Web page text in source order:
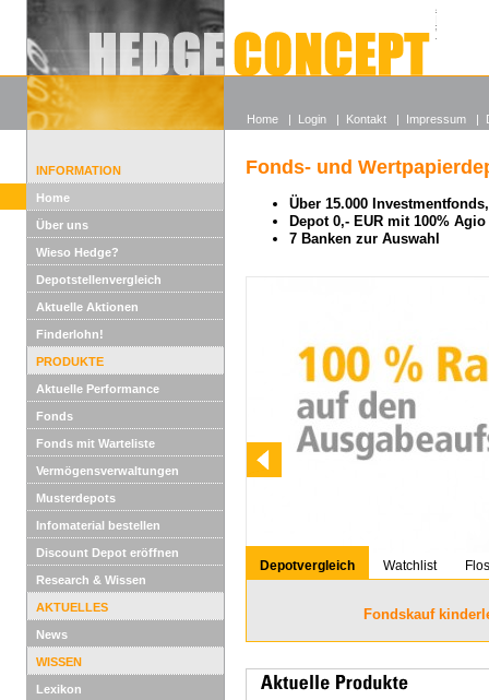
Alle
Wieso
INFORMATION
Home
Über uns
Wieso Hedge?
Depotstellenvergleich
Aktuelle Aktionen
Finderlohn!
PRODUKTE
Aktuelle Performance
Fonds
Fonds mit Warteliste
Vermögensverwaltungen
Musterdepots
Infomaterial bestellen
Discount Depot eröffnen
Research & Wissen
AKTUELLES
News
WISSEN
Lexikon
Fonds- und
Über 15.000
Depot 0,- EUR mit 100% Agio
7 Banken zur Auswahl
Depotvergleich Watchlist
Fondskauf
Home | Login | Kontakt | Impressum |